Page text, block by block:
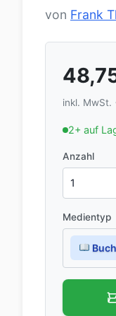
von Frank
inkl. MwSt.
2+ auf
Anzahl
Medientyp
Buch